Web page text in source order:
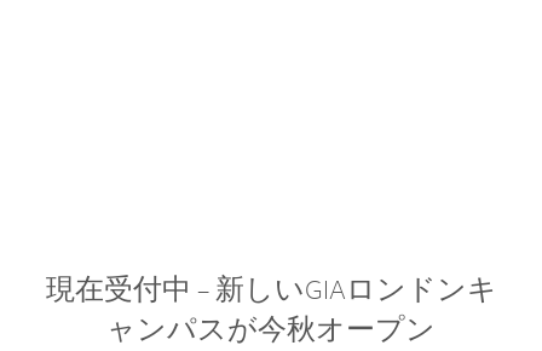
現在受付中 – 新しいGIAロンドンキ
ャンパスが今秋オープン